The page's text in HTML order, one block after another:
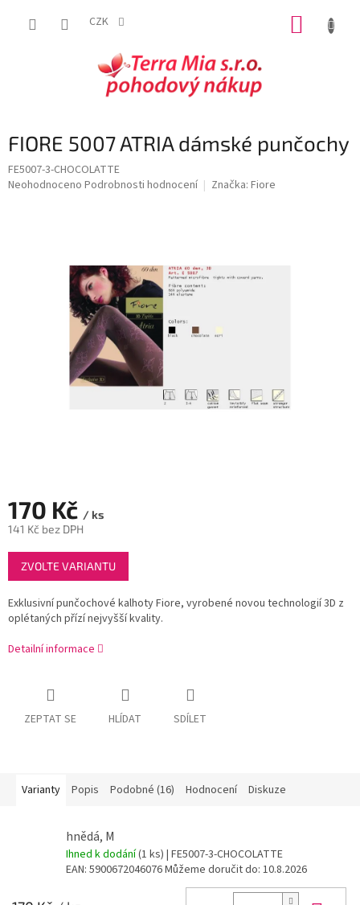
CZK
FIORE 5007 ATRIA dámské punčochy
FE5007-3-CHOCOLATTE
Průměrné
Neohodnoceno Podrobnosti hodnocení Značka: Fiore
170 Kč / ks
141 Kč bez DPH
Měrná
cena:
ZVOLTE VARIANTU
Exklusivní punčochové kalhoty Fiore, vyrobené novou technologií 3D z
oplétaných přízí nejvyšší kvality.
Detailní informace
ZEPTAT SE HLÍDAT SDÍLET
Varianty Popis Podobné (16) Hodnocení Diskuze
hnědá, M
Ihned k dodání(1 ks) | FE5007-3-CHOCOLATTE
EAN: 5900672046076Můžeme doručit do: 10.8.2026